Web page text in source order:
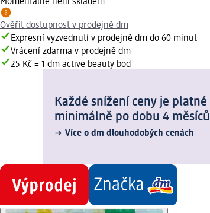
Momentálně není skladem
Ověřit dostupnost v prodejně dm
Expresní vyzvednutí v prodejně dm do 60 minut
Vrácení zdarma v prodejně dm
25 Kč = 1 dm active beauty bod
Každé snížení ceny je platné
minimálně po dobu 4 měsíců
Více o dm dlouhodobých cenách